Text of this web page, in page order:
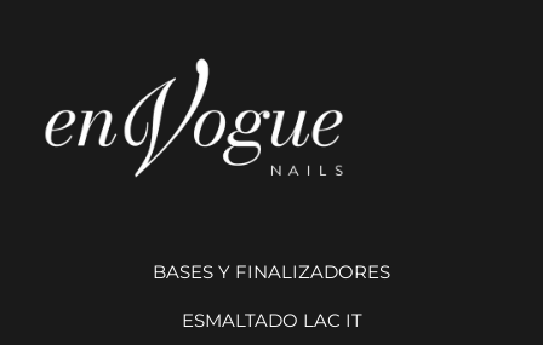
BASES Y FINALIZADORES
ESMALTADO LAC IT